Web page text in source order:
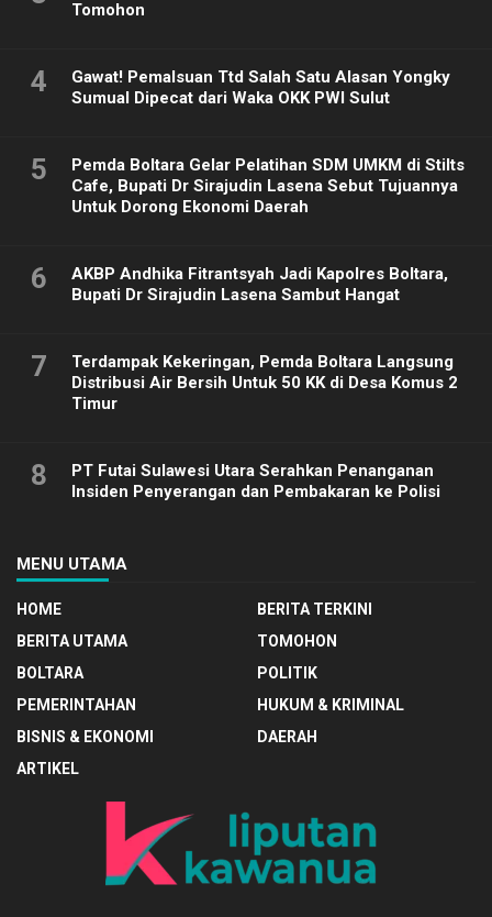
Tomohon
4
Gawat! Pemalsuan Ttd Salah Satu Alasan Yongky
Sumual Dipecat dari Waka OKK PWI Sulut
5
Pemda Boltara Gelar Pelatihan SDM UMKM di Stilts
Cafe, Bupati Dr Sirajudin Lasena Sebut Tujuannya
Untuk Dorong Ekonomi Daerah
6
AKBP Andhika Fitrantsyah Jadi Kapolres Boltara,
Bupati Dr Sirajudin Lasena Sambut Hangat
7
Terdampak Kekeringan, Pemda Boltara Langsung
Distribusi Air Bersih Untuk 50 KK di Desa Komus 2
Timur
8
PT Futai Sulawesi Utara Serahkan Penanganan
Insiden Penyerangan dan Pembakaran ke Polisi
MENU UTAMA
HOME
BERITA TERKINI
BERITA UTAMA
TOMOHON
BOLTARA
POLITIK
PEMERINTAHAN
HUKUM & KRIMINAL
BISNIS & EKONOMI
DAERAH
ARTIKEL